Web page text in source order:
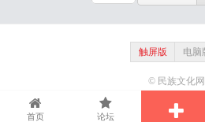
触屏版 电脑
© 民族文化网
首页 论坛